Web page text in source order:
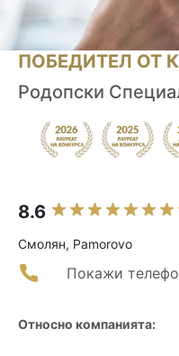
ПОБЕДИТЕЛ ОТ
Родопски
8.6
Смолян, Pamorovo
Покажи
Относно компанията: